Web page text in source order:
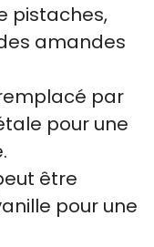
pistaches,
amandes
par
pour une
être
pour une